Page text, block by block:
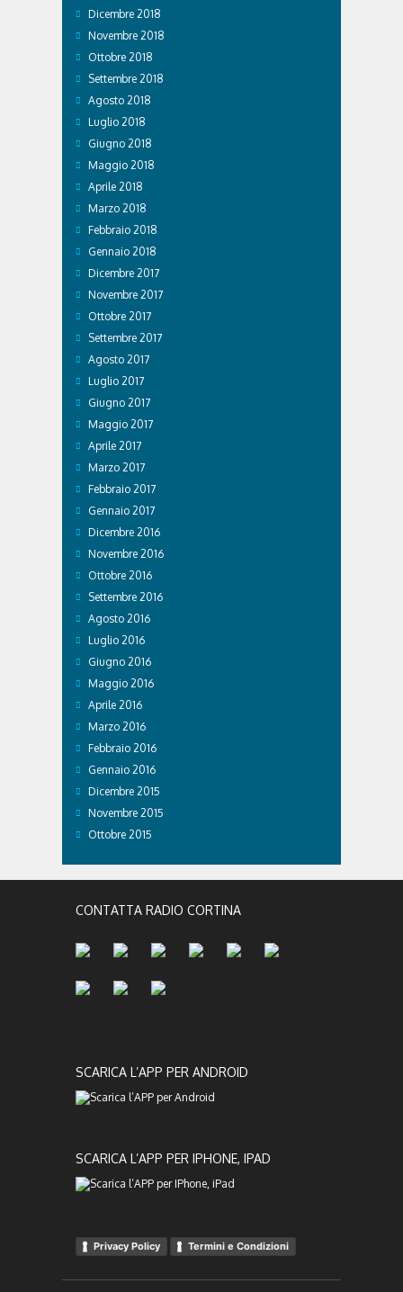
Dicembre 2018
Novembre 2018
Ottobre 2018
Settembre 2018
Agosto 2018
Luglio 2018
Giugno 2018
Maggio 2018
Aprile 2018
Marzo 2018
Febbraio 2018
Gennaio 2018
Dicembre 2017
Novembre 2017
Ottobre 2017
Settembre 2017
Agosto 2017
Luglio 2017
Giugno 2017
Maggio 2017
Aprile 2017
Marzo 2017
Febbraio 2017
Gennaio 2017
Dicembre 2016
Novembre 2016
Ottobre 2016
Settembre 2016
Agosto 2016
Luglio 2016
Giugno 2016
Maggio 2016
Aprile 2016
Marzo 2016
Febbraio 2016
Gennaio 2016
Dicembre 2015
Novembre 2015
Ottobre 2015
CONTATTA RADIO CORTINA
SCARICA L’APP PER ANDROID
SCARICA L’APP PER IPHONE, IPAD
Privacy Policy Termini e Condizioni